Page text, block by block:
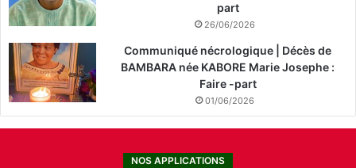
part
26/06/2026
Communiqué nécrologique | Décès de
BAMBARA née KABORE Marie Josephe :
Faire -part
01/06/2026
NOS APPLICATIONS